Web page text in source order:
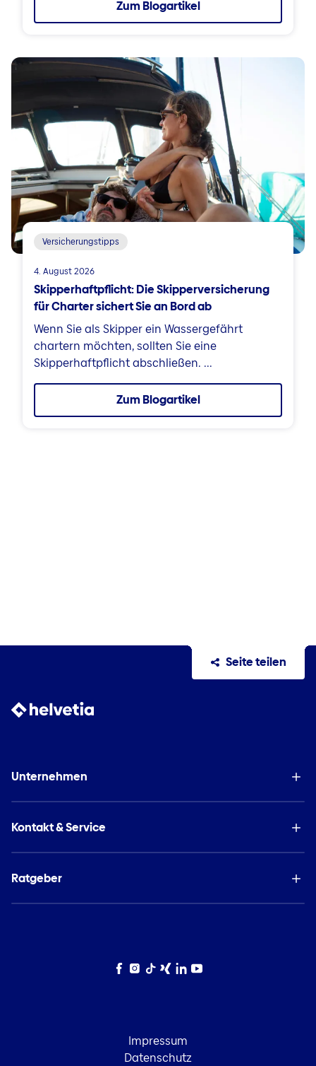
Zum Blogartikel
Versicherungstipps
4. August 2026
Skipperhaftpflicht: Die Skipperversicherung
für Charter sichert Sie an Bord ab
Wenn Sie als Skipper ein Wassergefährt
chartern möchten, sollten Sie eine
Skipperhaftpflicht abschließen. ...
Zum Blogartikel
Seite teilen
Unternehmen
Kontakt & Service
Ratgeber
Facebook
Instagram
TikTokXingLinkedIn
YouTube
Impressum
Datenschutz